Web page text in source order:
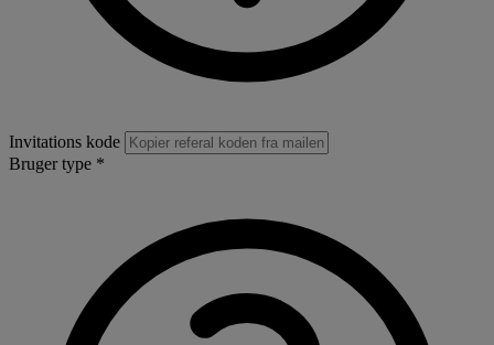
Invitations kode
Bruger type *